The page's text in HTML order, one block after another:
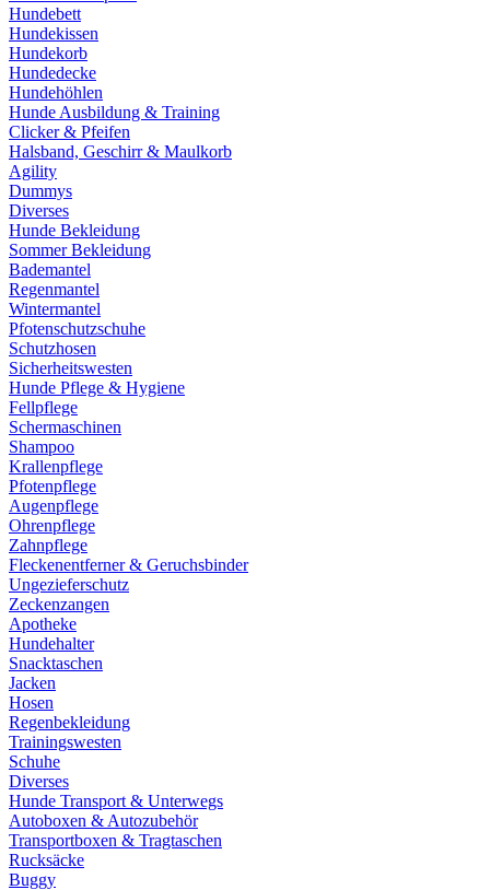
Hundebett
Hundekissen
Hundekorb
Hundedecke
Hundehöhlen
Hunde Ausbildung & Training
Clicker & Pfeifen
Halsband, Geschirr & Maulkorb
Agility
Dummys
Diverses
Hunde Bekleidung
Sommer Bekleidung
Bademantel
Regenmantel
Wintermantel
Pfotenschutzschuhe
Schutzhosen
Sicherheitswesten
Hunde Pflege & Hygiene
Fellpflege
Schermaschinen
Shampoo
Krallenpflege
Pfotenpflege
Augenpflege
Ohrenpflege
Zahnpflege
Fleckenentferner & Geruchsbinder
Ungezieferschutz
Zeckenzangen
Apotheke
Hundehalter
Snacktaschen
Jacken
Hosen
Regenbekleidung
Trainingswesten
Schuhe
Diverses
Hunde Transport & Unterwegs
Autoboxen & Autozubehör
Transportboxen & Tragtaschen
Rucksäcke
Buggy